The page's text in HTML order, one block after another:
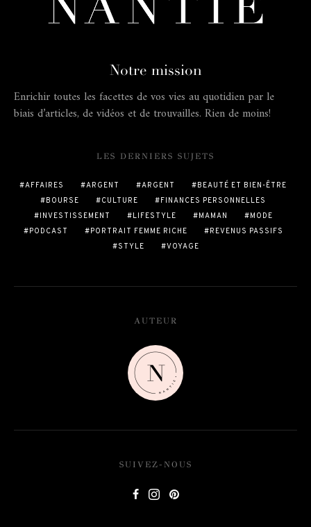
Notre mission
Enrichir toutes les facettes de vos vies au quotidien par le
biais d’articles, de vidéos et de trouvailles. Rien de moins!
LES DERNIERS SUJETS
AFFAIRES ARGENT ARGENT
BEAUTÉ ET BIEN-ÊTRE
BOURSE
CULTURE
FINANCES PERSONNELLES
INVESTISSEMENT
LIFESTYLE MAMAN
MODE
PODCAST
PORTRAIT FEMME RICHE
REVENUS PASSIFS
STYLE
VOYAGE
AUTEUR
SUIVEZ-NOUS